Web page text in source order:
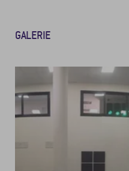
GALERIE